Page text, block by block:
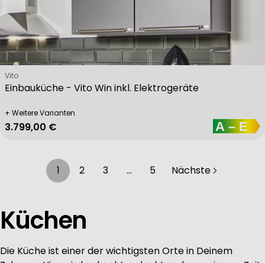
Einbauküche - Vito Win inkl. Elektrogeräte
Verkäufer:
Vito
+ Weitere Varianten
Regulärer Preis
3.799,00 €
1 2 3 … 5 Nächste
Küchen
Die Küche ist einer der wichtigsten Orte in Deinem